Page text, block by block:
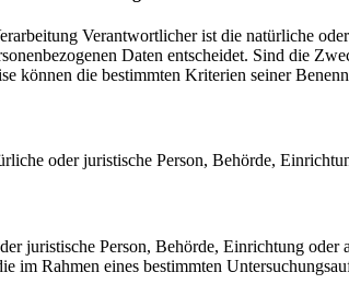
Verantwortlicher ist die natürliche
Daten entscheidet. Sind die
können die bestimmten Kriterien seiner
oder juristische Person, Behörde,
juristische Person, Behörde, Einrichtung
im Rahmen eines bestimmten